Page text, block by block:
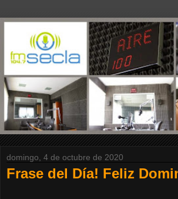
domingo, 4 de octubre de 2020
Frase del Día! Feliz